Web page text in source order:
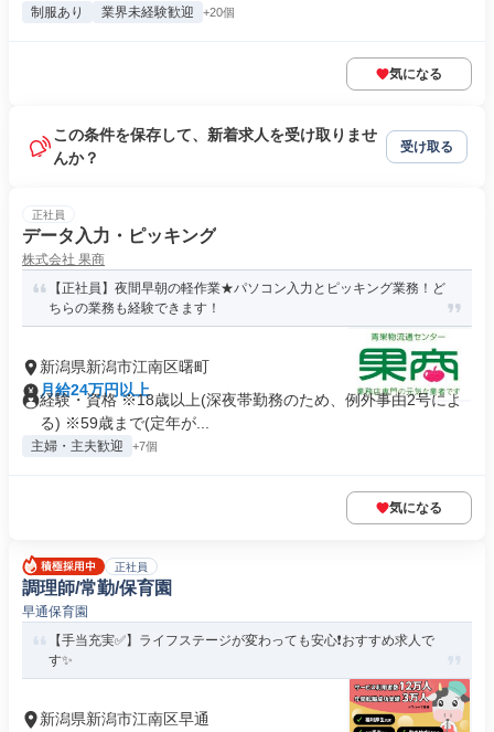
制服あり 業界未経験歓迎 +20個
気になる
この条件を保存して、新着求人を受け取りませ
んか？
受け取る
正社員
データ入力・ピッキング
株式会社 果商
【正社員】夜間早朝の軽作業★パソコン入力とピッキング業務！ど
ちらの業務も経験できます！
新潟県新潟市江南区曙町
月給24万円以上
経験・資格 ※18歳以上(深夜帯勤務のため、例外事由2号によ
る) ※59歳まで(定年が...
主婦・主夫歓迎 +7個
気になる
正社員
調理師/常勤/保育園
早通保育園
【手当充実✅️】ライフステージが変わっても安心❗️おすすめ求人で
す✨
新潟県新潟市江南区早通